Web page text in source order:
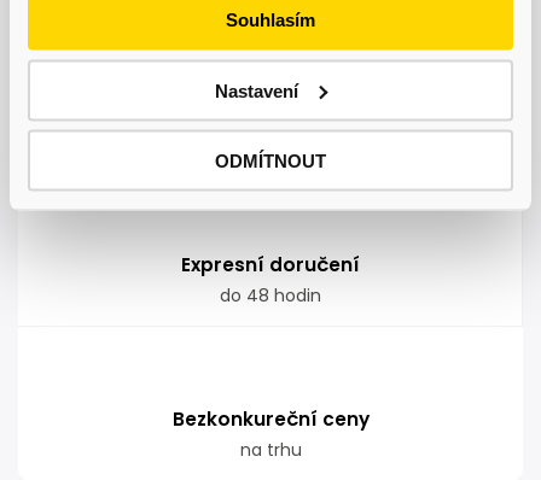
Souhlasím
Nastavení
ODMÍTNOUT
Expresní doručení
do 48 hodin
Bezkonkureční ceny
na trhu